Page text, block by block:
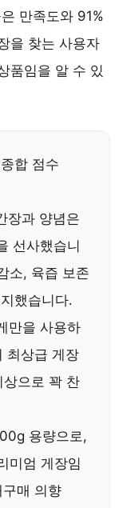
만족도와 91%
을 찾는 사용자
품임을 알 수 있
합 점수
장과 양념은
선사했습니
소, 육즙 보존
했습니다.
만을 사용하
최상급 게장
상으로 꽉 찬
용량으로,
미엄 게장임
구매 의향